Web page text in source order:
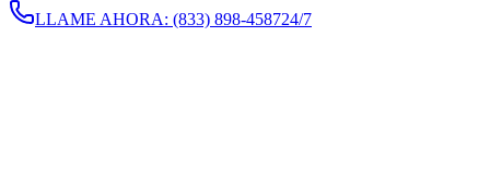
LLAME AHORA: (833) 898-458724/7